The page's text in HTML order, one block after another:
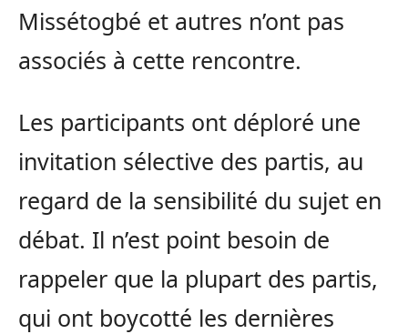
Missétogbé et autres n’ont pas
associés à cette rencontre.
Les participants ont déploré une
invitation sélective des partis, au
regard de la sensibilité du sujet en
débat. Il n’est point besoin de
rappeler que la plupart des partis,
qui ont boycotté les dernières